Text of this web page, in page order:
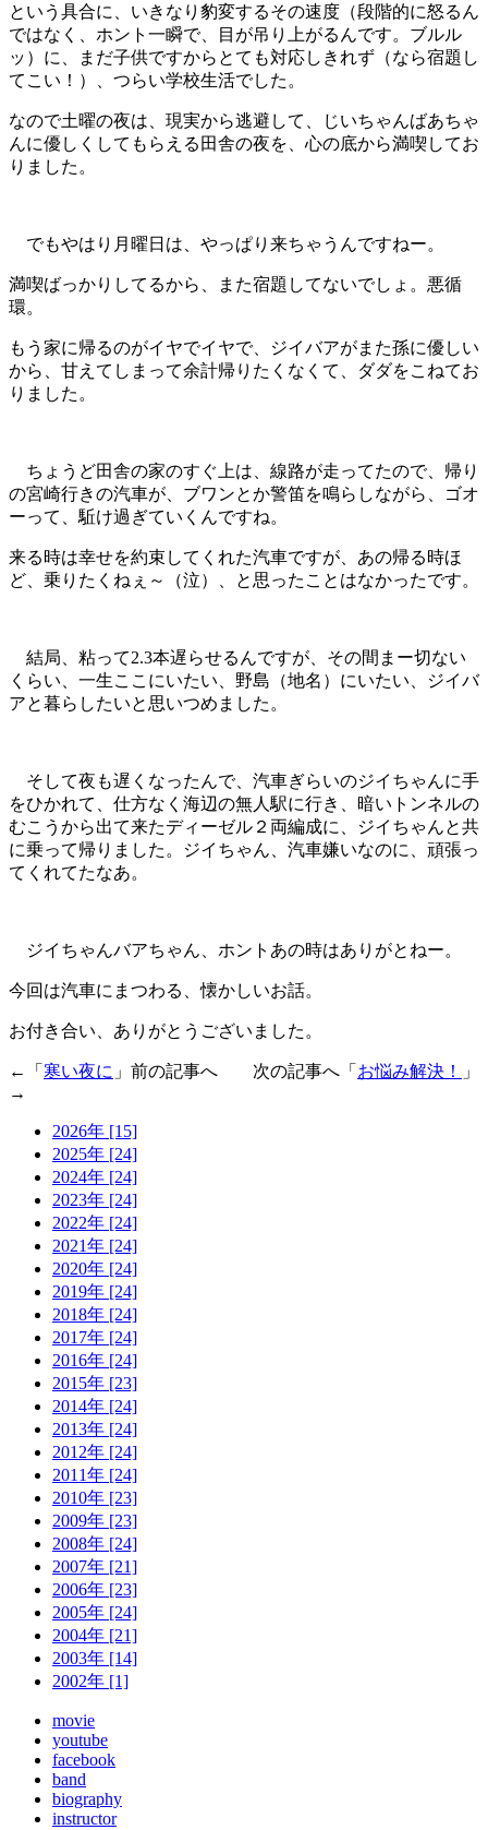
という具合に、いきなり豹変するその速度（段階的に怒るん
ではなく、ホント一瞬で、目が吊り上がるんです。ブルル
ッ）に、まだ子供ですからとても対応しきれず（なら宿題し
てこい！）、つらい学校生活でした。
なので土曜の夜は、現実から逃避して、じいちゃんばあちゃ
んに優しくしてもらえる田舎の夜を、心の底から満喫してお
りました。
でもやはり月曜日は、やっぱり来ちゃうんですねー。
満喫ばっかりしてるから、また宿題してないでしょ。悪循
環。
もう家に帰るのがイヤでイヤで、ジイバアがまた孫に優しい
から、甘えてしまって余計帰りたくなくて、ダダをこねてお
りました。
ちょうど田舎の家のすぐ上は、線路が走ってたので、帰り
の宮崎行きの汽車が、ブワンとか警笛を鳴らしながら、ゴオ
ーって、駈け過ぎていくんですね。
来る時は幸せを約束してくれた汽車ですが、あの帰る時ほ
ど、乗りたくねぇ～（泣）、と思ったことはなかったです。
結局、粘って2.3本遅らせるんですが、その間まー切ない
くらい、一生ここにいたい、野島（地名）にいたい、ジイバ
アと暮らしたいと思いつめました。
そして夜も遅くなったんで、汽車ぎらいのジイちゃんに手
をひかれて、仕方なく海辺の無人駅に行き、暗いトンネルの
むこうから出て来たディーゼル２両編成に、ジイちゃんと共
に乗って帰りました。ジイちゃん、汽車嫌いなのに、頑張っ
てくれてたなあ。
ジイちゃんバアちゃん、ホントあの時はありがとねー。
今回は汽車にまつわる、懐かしいお話。
お付き合い、ありがとうございました。
←「 寒い夜に 」前の記事へ 次の記事へ「 お悩み解決！
」
→
2026年 [15]
2025年 [24]
2024年 [24]
2023年 [24]
2022年 [24]
2021年 [24]
2020年 [24]
2019年 [24]
2018年 [24]
2017年 [24]
2016年 [24]
2015年 [23]
2014年 [24]
2013年 [24]
2012年 [24]
2011年 [24]
2010年 [23]
2009年 [23]
2008年 [24]
2007年 [21]
2006年 [23]
2005年 [24]
2004年 [21]
2003年 [14]
2002年 [1]
movie
youtube
facebook
band
biography
instructor